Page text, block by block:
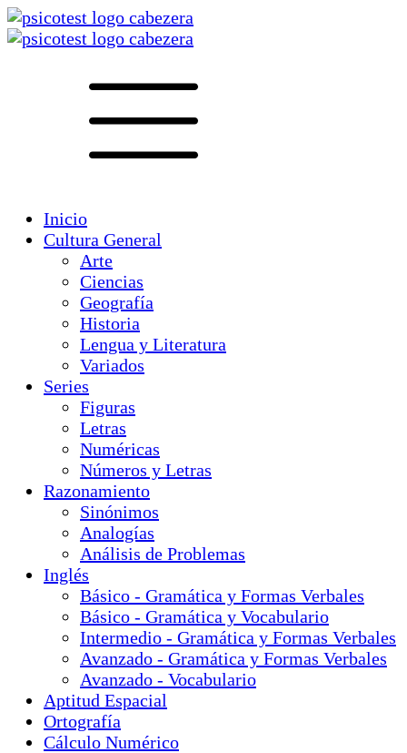
Inicio
Cultura General
Arte
Ciencias
Geografía
Historia
Lengua y Literatura
Variados
Series
Figuras
Letras
Numéricas
Números y Letras
Razonamiento
Sinónimos
Analogías
Análisis de Problemas
Inglés
Básico - Gramática y Formas Verbales
Básico - Gramática y Vocabulario
Intermedio - Gramática y Formas Verbales
Avanzado - Gramática y Formas Verbales
Avanzado - Vocabulario
Aptitud Espacial
Ortografía
Cálculo Numérico